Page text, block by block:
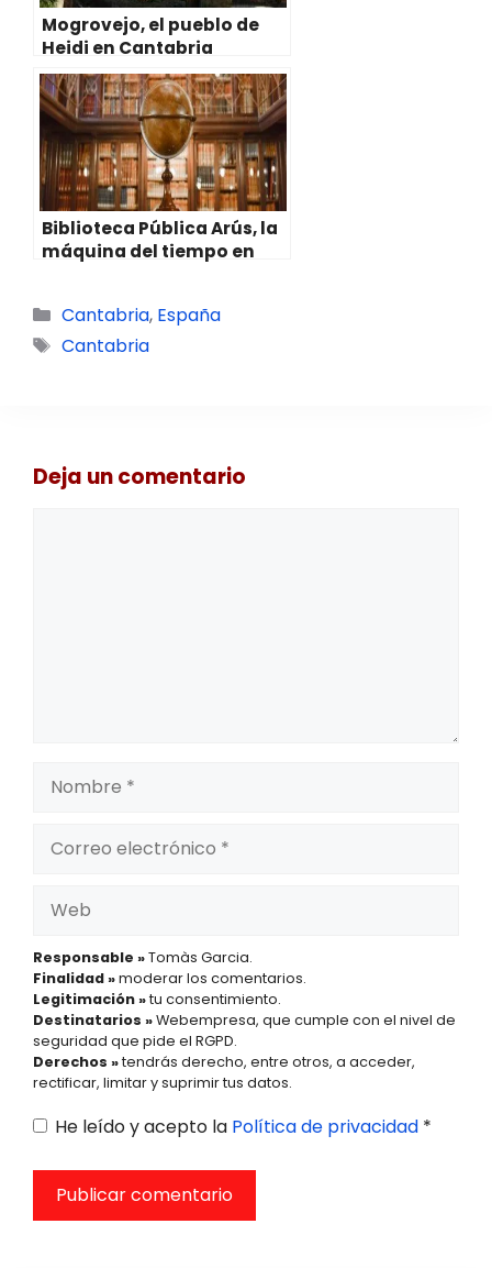
Mogrovejo, el pueblo de
Heidi en Cantabria
Biblioteca Pública Arús, la
máquina del tiempo en
Categorías
Cantabria, España
Etiquetas
Cantabria
Deja un comentario
Nombre
electrónico
Responsable »Tomàs Garcia.
Finalidad »moderar los comentarios.
Legitimación »tu consentimiento.
Destinatarios »Webempresa, que cumple con el nivel de
seguridad que pide el RGPD.
Derechos »tendrás derecho, entre otros, a acceder,
rectificar, limitar y suprimir tus datos.
He leído y acepto la Política de privacidad *